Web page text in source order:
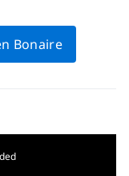
Bonaire